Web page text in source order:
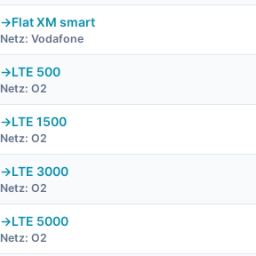
Flat XM smart
Netz: Vodafone
LTE 500
Netz: O2
LTE 1500
Netz: O2
LTE 3000
Netz: O2
LTE 5000
Netz: O2